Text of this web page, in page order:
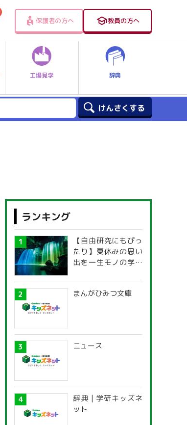
保護者の方へ 教員の方へ
工場見学 辞典
ランキング
【自由研究にもぴっ
たり】夏休みの思い
出を一生モノの学び
探究ガイド
まんがひみつ文庫
ニュース
辞典 | 学研キッズネ
ット